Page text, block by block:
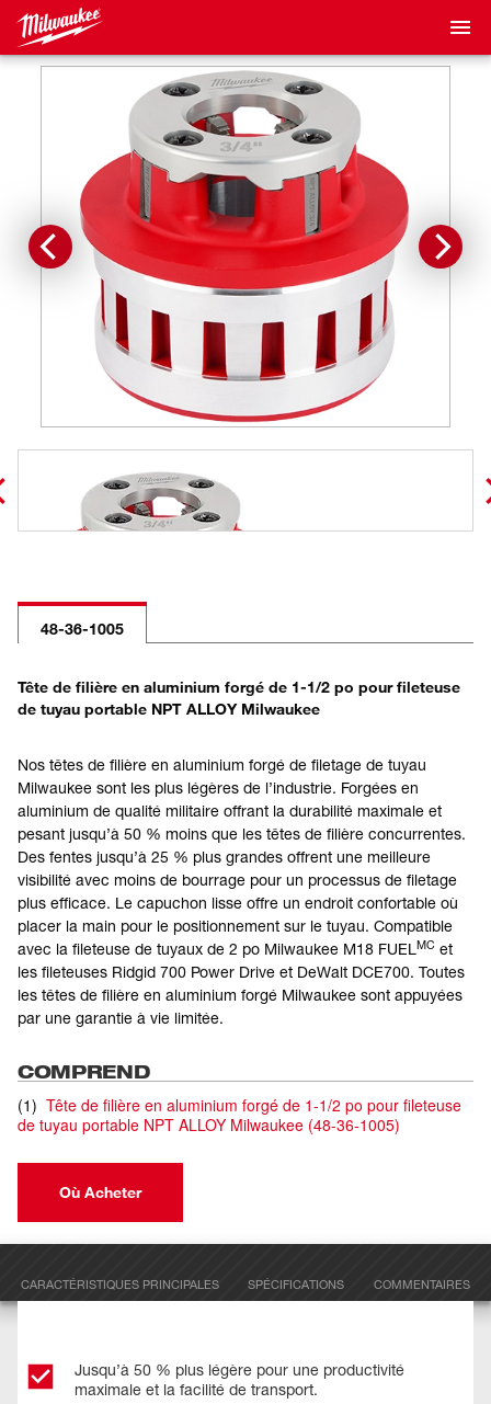
48-36-1005
Tête de filière en aluminium forgé de 1-1/2 po pour fileteuse
de tuyau portable NPT ALLOY Milwaukee
Nos têtes de filière en aluminium forgé de filetage de tuyau
Milwaukee sont les plus légères de l’industrie. Forgées en
aluminium de qualité militaire offrant la durabilité maximale et
pesant jusqu’à 50 % moins que les têtes de filière concurrentes.
Des fentes jusqu’à 25 % plus grandes offrent une meilleure
visibilité avec moins de bourrage pour un processus de filetage
plus efficace. Le capuchon lisse offre un endroit confortable où
placer la main pour le positionnement sur le tuyau. Compatible
avec la fileteuse de tuyaux de 2 po Milwaukee M18 FUELMC et
les fileteuses Ridgid 700 Power Drive et DeWalt DCE700. Toutes
les têtes de filière en aluminium forgé Milwaukee sont appuyées
par une garantie à vie limitée.
COMPREND
(1) Tête de filière en aluminium forgé de 1-1/2 po pour fileteuse
de tuyau portable NPT ALLOY Milwaukee (48-36-1005)
Où Acheter
CARACTÉRISTIQUES PRINCIPALES SPÉCIFICATIONS COMMENTAIRES
Jusqu’à 50 % plus légère pour une productivité
maximale et la facilité de transport.